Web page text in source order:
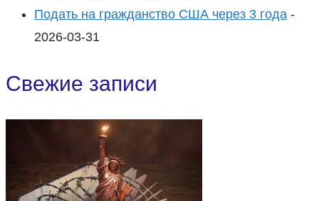
Подать на гражданство США через 3 года -
2026-03-31
Свежие записи